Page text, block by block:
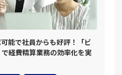
能で社員からも好評！「ビ
経費精算業務の効率化を実